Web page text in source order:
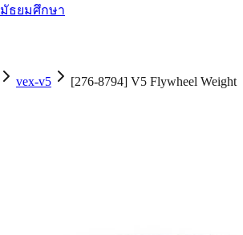
มัธยมศึกษา
vex-v5
[276-8794] V5 Flywheel Weight